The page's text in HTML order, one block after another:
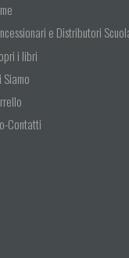
e Distributori
i libri
Siamo
Contatti